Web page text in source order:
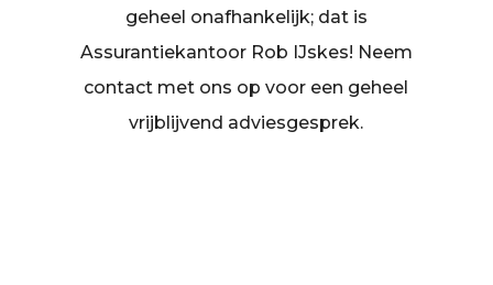
geheel onafhankelijk; dat is
Assurantiekantoor Rob IJskes! Neem
contact met ons op voor een geheel
vrijblijvend adviesgesprek.